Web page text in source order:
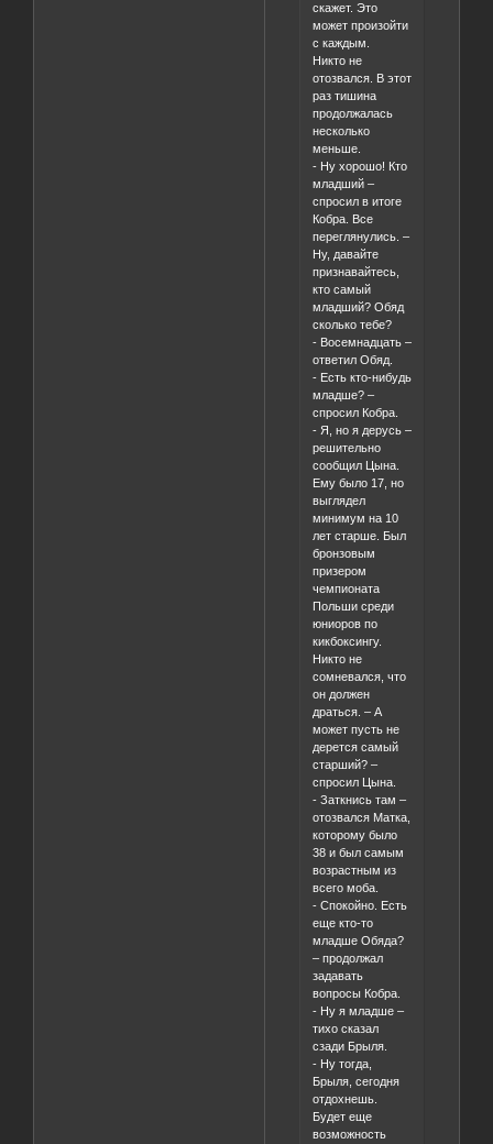
скажет. Это
может произойти
с каждым.
Никто не
отозвался. В этот
раз тишина
продолжалась
несколько
меньше.
- Ну хорошо! Кто
младший –
спросил в итоге
Кобра. Все
переглянулись. –
Ну, давайте
признавайтесь,
кто самый
младший? Обяд
сколько тебе?
- Восемнадцать –
ответил Обяд.
- Есть кто-нибудь
младше? –
спросил Кобра.
- Я, но я дерусь –
решительно
сообщил Цына.
Ему было 17, но
выглядел
минимум на 10
лет старше. Был
бронзовым
призером
чемпионата
Польши среди
юниоров по
кикбоксингу.
Никто не
сомневался, что
он должен
драться. – А
может пусть не
дерется самый
старший? –
спросил Цына.
- Заткнись там –
отозвался Матка,
которому было
38 и был самым
возрастным из
всего моба.
- Спокойно. Есть
еще кто-то
младше Обяда?
– продолжал
задавать
вопросы Кобра.
- Ну я младше –
тихо сказал
сзади Брыля.
- Ну тогда,
Брыля, сегодня
отдохнешь.
Будет еще
возможность